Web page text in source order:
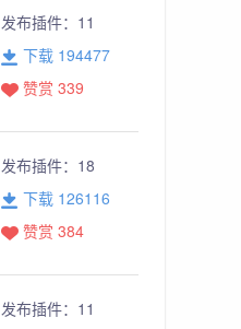
发布插件： 11
下载 194477
赞赏 339
发布插件： 18
下载 126116
赞赏 384
发布插件： 11